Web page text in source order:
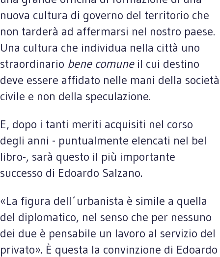
nuova cultura di governo del territorio che
non tarderà ad affermarsi nel nostro paese.
Una cultura che individua nella città uno
straordinario bene comuneil cui destino
deve essere affidato nelle mani della società
civile e non della speculazione.
E, dopo i tanti meriti acquisiti nel corso
degli anni - puntualmente elencati nel bel
libro-, sarà questo il più importante
successo di Edoardo Salzano.
«La figura dell´urbanista è simile a quella
del diplomatico, nel senso che per nessuno
dei due è pensabile un lavoro al servizio del
privato». È questa la convinzione di Edoardo